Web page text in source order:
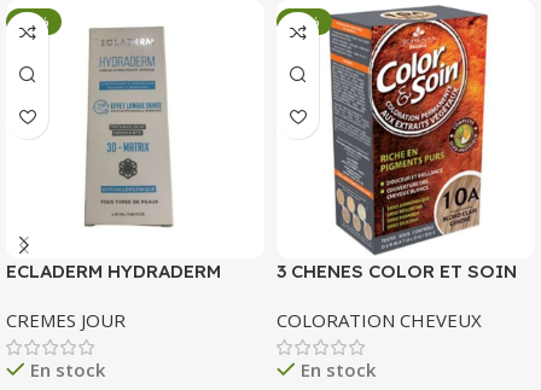
-34%
ECLADERM HYDRADERM
INTENSE 72H 50 ML
CREMES JOUR
En stock
-34%
3 CHENES COLOR ET SOIN
10 A BLOND CLAIR CENDRE
135 ML
COLORATION CHEVEUX
En stock